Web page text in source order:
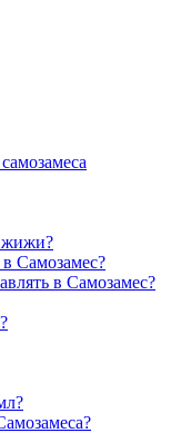
жижи?
Самозамес?
в Самозамес?